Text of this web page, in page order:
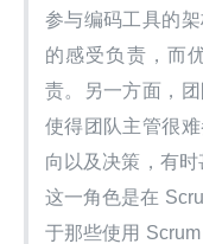
参与编码工具的
的感受负责，而
责。另一方面，
使得团队主管很
向以及决策，有
这一角色是在
于那些使用